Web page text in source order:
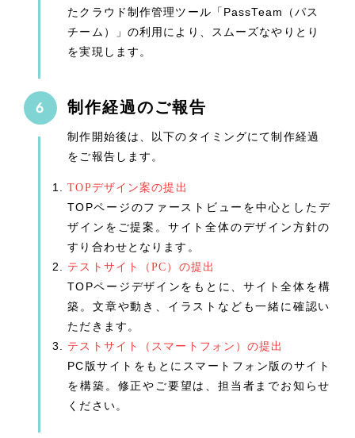
たクラウド制作管理ツール「PassTeam（パス
チーム）」の利用により、スムーズなやりとり
を実現します。
制作経過のご報告
制作開始後は、以下のタイミングにて制作経過
をご報告します。
TOPデザイン案の提出
TOPページのファーストビューを中心としたデ
ザインをご提案。サイト全体のデザイン方針の
すり合わせとなります。
テストサイト（PC）の提出
TOPページデザインをもとに、サイト全体を構
築。文章や動き、イラストなども一緒に確認い
ただきます。
テストサイト（スマートフォン）の提出
PC版サイトをもとにスマートフォン版のサイト
を構築。修正やご要望は、担当者までお知らせ
ください。